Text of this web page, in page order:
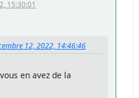
15:30:01
12, 2022, 14:46:46
en avez de la